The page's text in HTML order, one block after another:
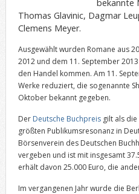
bekannte
Thomas Glavinic, Dagmar
Clemens Meyer.
Ausgewählt wurden Romane aus
2012 und dem 11. September
den Handel kommen. Am 11.
Werke reduziert, die sogenannte
Oktober bekannt gegeben.
Der Deutsche Buchpreisgilt als die
größten Publikumsresonanz in
Börsenverein des Deutschen
vergeben und ist mit insgesamt
erhält davon 25.000 Euro, die
Im vergangenen Jahr wurde die